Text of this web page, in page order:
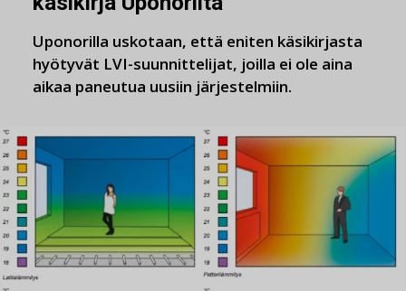
Uponorilla uskotaan, että eniten käsikirjasta
hyötyvät LVI-suunnittelijat, joilla ei ole aina
aikaa paneutua uusiin järjestelmiin.